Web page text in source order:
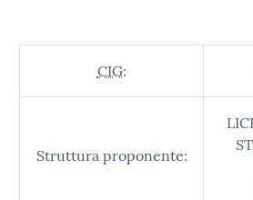
CIG:
Struttura proponente: